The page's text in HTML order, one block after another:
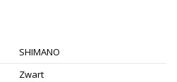
SHIMANO
Zwart